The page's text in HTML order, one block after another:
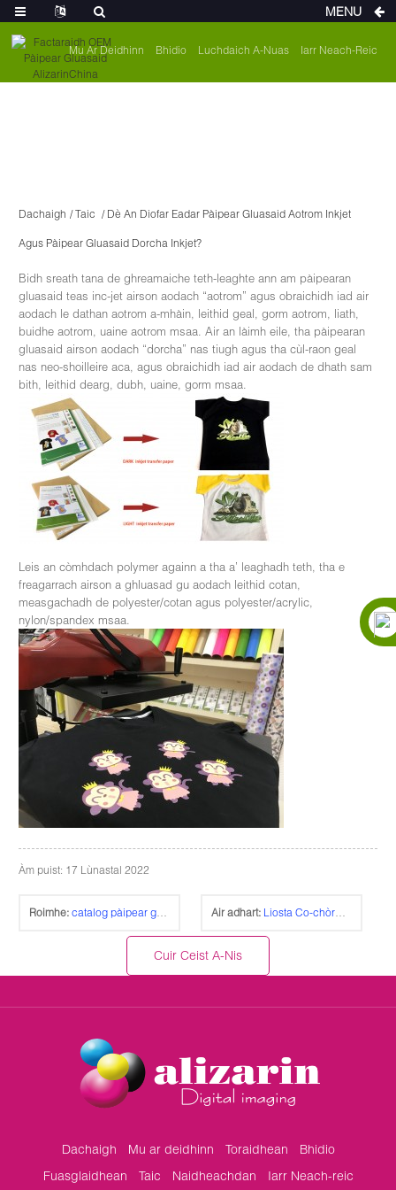
Mu Ar Deidhinn Bhidio Luchdaich A-Nuas Iarr Neach-Reic
Dachaigh Taic Dè An Diofar Eadar Pàipear Gluasaid Aotrom Inkjet
Agus Pàipear Gluasaid Dorcha Inkjet?
Bidh sreath tana de ghreamaiche teth-leaghte ann am pàipearan
gluasaid teas inc-jet airson aodach “aotrom” agus obraichidh iad air
aodach le dathan aotrom a-mhàin, leithid geal, gorm aotrom, liath,
buidhe aotrom, uaine aotrom msaa. Air an làimh eile, tha pàipearan
gluasaid airson aodach “dorcha” nas tiugh agus tha cùl-raon geal
nas neo-shoilleire aca, agus obraichidh iad air aodach de dhath sam
bith, leithid dearg, dubh, uaine, gorm msaa.
Leis an còmhdach polymer againn a tha a’ leaghadh teth, tha e
freagarrach airson a ghluasad gu aodach leithid cotan,
measgachadh de polyester/cotan agus polyester/acrylic,
nylon/spandex msaa.
Àm puist: 17 Lùnastal 2022
Roimhe: catalog pàipear gluasaid inc-jet | AlizarinChina.com Air adhart: Liosta Co-chòrdalachd pàipear gluasaid laser airson clò-bhualadair laser Oki C5600~5900 | AlizarinChina.com
Cuir Ceist A-Nis
Dachaigh Mu ar deidhinn Toraidhean
Bhidio
Fuasglaidhean
Taic Naidheachdan Iarr Neach-reic
MENU